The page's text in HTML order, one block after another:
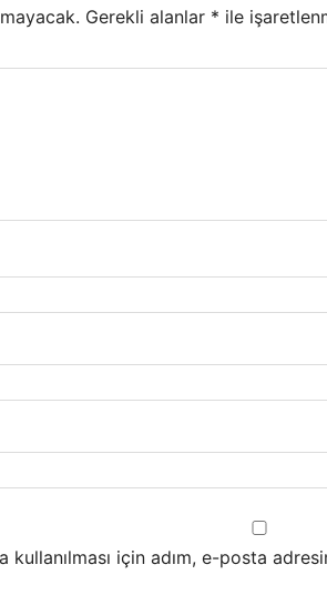
Gerekli alanlar * ile
kullanılması için adım, e-posta